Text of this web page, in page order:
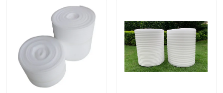
Bahan Isolasi Panas
Wol Kaca Isolasi Panas